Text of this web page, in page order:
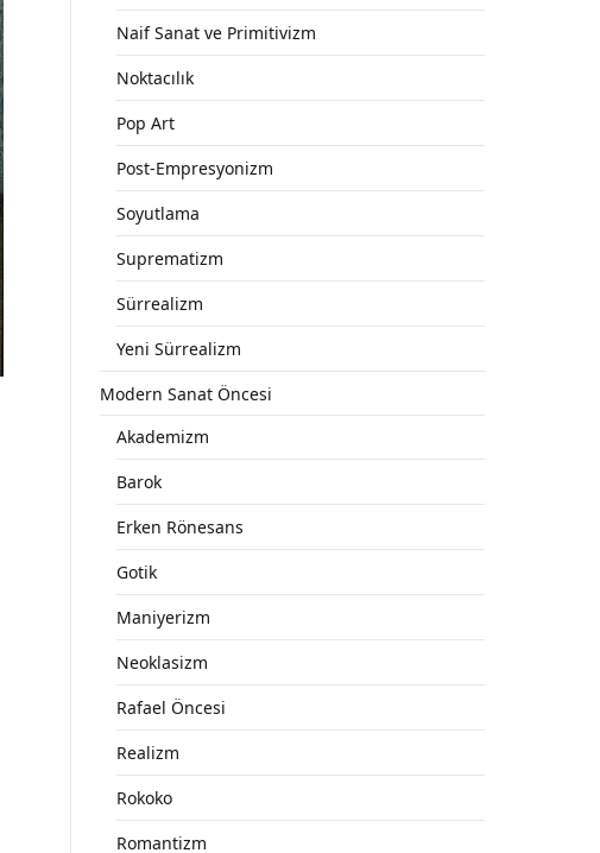
Naif Sanat ve Primitivizm
Noktacılık
Pop Art
Post-Empresyonizm
Soyutlama
Suprematizm
Sürrealizm
Yeni Sürrealizm
Modern Sanat Öncesi
Akademizm
Barok
Erken Rönesans
Gotik
Maniyerizm
Neoklasizm
Rafael Öncesi
Realizm
Rokoko
Romantizm